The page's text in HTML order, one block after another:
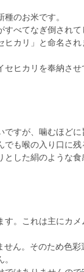
のお米です。
べてなぎ倒され
カリ」と命名さ
ヒカリを奉納させ
すが、噛むほど
も喉の入り口に
した絹のような食
。これは主にカ
ん。そのため色